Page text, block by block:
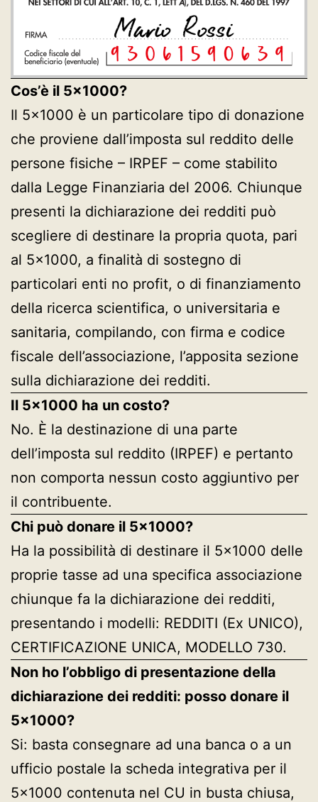
Cos’è il 5×1000?
Il 5×1000 è un particolare tipo di donazione
che proviene dall’imposta sul reddito delle
persone fisiche – IRPEF – come stabilito
dalla Legge Finanziaria del 2006. Chiunque
presenti la dichiarazione dei redditi può
scegliere di destinare la propria quota, pari
al 5×1000, a finalità di sostegno di
particolari enti no profit, o di finanziamento
della ricerca scientifica, o universitaria e
sanitaria, compilando, con firma e codice
fiscale dell’associazione, l’apposita sezione
sulla dichiarazione dei redditi.
Il 5×1000 ha un costo?
No. È la destinazione di una parte
dell’imposta sul reddito (IRPEF) e pertanto
non comporta nessun costo aggiuntivo per
il contribuente.
Chi può donare il 5×1000?
Ha la possibilità di destinare il 5×1000 delle
proprie tasse ad una specifica associazione
chiunque fa la dichiarazione dei redditi,
presentando i modelli: REDDITI (Ex UNICO),
CERTIFICAZIONE UNICA, MODELLO 730.
Non ho l’obbligo di presentazione della
dichiarazione dei redditi: posso donare il
5×1000?
Si: basta consegnare ad una banca o a un
ufficio postale la scheda integrativa per il
5×1000 contenuta nel CU in busta chiusa,